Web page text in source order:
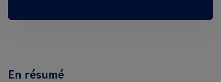
En résumé